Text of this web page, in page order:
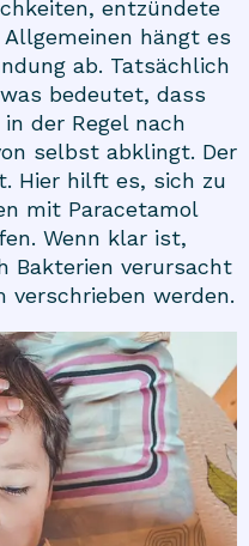
entzündete
hängt es
ab. Tatsächlich
bedeutet, dass
der Regel nach
selbst abklingt. Der
Hier hilft es, sich zu
mit Paracetamol
Wenn klar ist,
Bakterien verursacht
verschrieben werden.